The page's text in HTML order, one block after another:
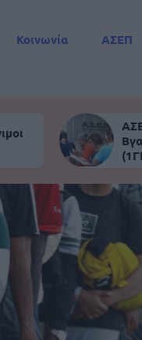
Κοινωνία ΑΣΕΠ